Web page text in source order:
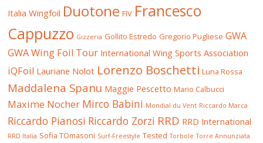
Italia Wingfoil Duotone FIV Francesco
Cappuzzo Gizzeria Gollito Estredo Gregorio Pugliese GWA
GWA Wing Foil Tour International Wing Sports Association
iQFoil Lauriane Nolot Lorenzo Boschetti Luna Rossa
Maddalena Spanu Maggie Pescetto Mario Calbucci
Maxime Nocher Mirco Babini Mondial du Vent Riccardo Marca
Riccardo Pianosi Riccardo Zorzi RRD RRD International
RRD Italia Sofia TOmasoni Surf-Freestyle Tested Torbole Torre Annunziata